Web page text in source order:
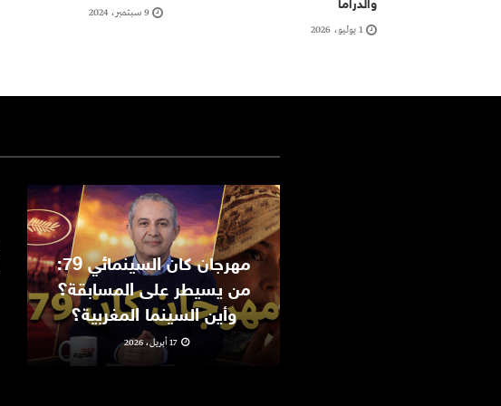
والدراما
1 يوليو، 2026
9 سبتمبر، 2024
مهرجان كان السينمائي 79:
من يسيطر على المسابقة؟
وأين السينما المغربية؟
17 أبريل، 2026